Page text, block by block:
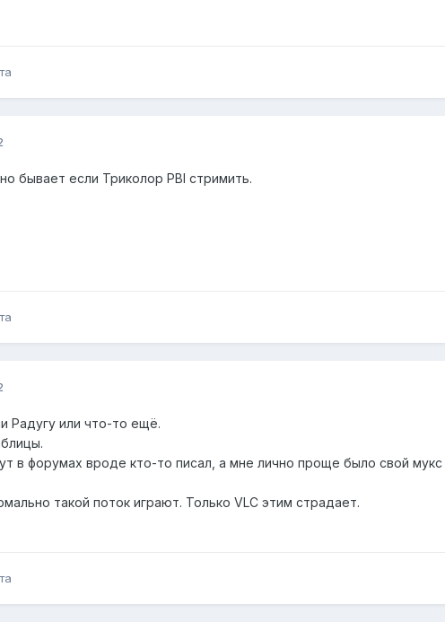
бывает если Триколор PBI стримить.
Радугу или что-то ещё.
в форумах вроде кто-то писал, а мне лично проще было свой мукс
такой поток играют. Только VLC этим страдает.